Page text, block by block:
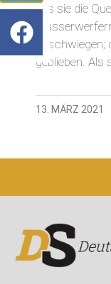
„Als sie die
geblieben. Als
13. MÄRZ 2021